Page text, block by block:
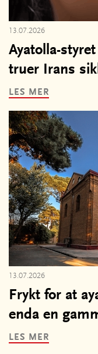
13.07.2026
Ayatolla-
truer Irans
LES MER
13.07.2026
Frykt for at
enda en
LES MER